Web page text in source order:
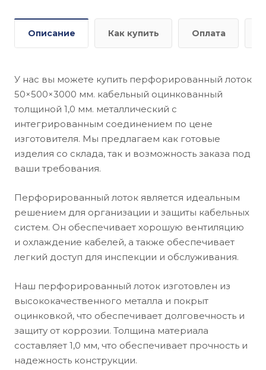
Описание Как купить Оплата
У нас вы можете купить перфорированный лоток
50×500×3000 мм. кабельный оцинкованный
толщиной 1,0 мм. металлический c
интегрированным соединением по цене
изготовителя. Мы предлагаем как готовые
изделия со склада, так и возможность заказа под
ваши требования.
Перфорированный лоток является идеальным
решением для организации и защиты кабельных
систем. Он обеспечивает хорошую вентиляцию
и охлаждение кабелей, а также обеспечивает
легкий доступ для инспекции и обслуживания.
Наш перфорированный лоток изготовлен из
высококачественного металла и покрыт
оцинковкой, что обеспечивает долговечность и
защиту от коррозии. Толщина материала
составляет 1,0 мм, что обеспечивает прочность и
надежность конструкции.